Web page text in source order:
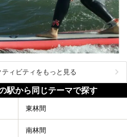
ィビティをもっと見る
駅から同じテーマで探す
東林間
南林間